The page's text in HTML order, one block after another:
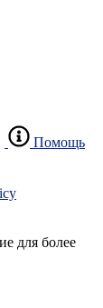
Помощь
для более